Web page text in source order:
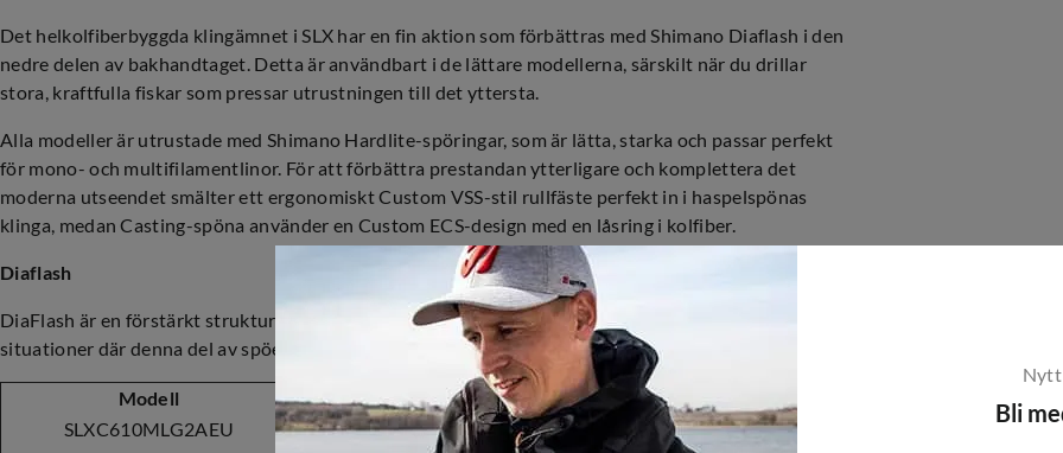
Det helkolfiberbyggda klingämnet i SLX har en fin aktion som förbättras med Shimano Diaflash i den
nedre delen av bakhandtaget. Detta är användbart i de lättare modellerna, särskilt när du drillar
stora, kraftfulla fiskar som pressar utrustningen till det yttersta.
Alla modeller är utrustade med Shimano Hardlite-spöringar, som är lätta, starka och passar perfekt
för mono- och multifilamentlinor. För att förbättra prestandan ytterligare och komplettera det
moderna utseendet smälter ett ergonomiskt Custom VSS-stil rullfäste perfekt in i haspelspönas
klinga, medan Casting-spöna använder en Custom ECS-design med en låsring i kolfiber.
Diaflash
DiaFlash är en förstärkt struktur som förhindrar vridning i den nedre delen runt handtagen i
situationer där denna del av spöet utsätts för högt tryck.
Modell Aktion Spölängd Kastvikt
SLXC610MLG2AEU
Moderate 6'10''/208cm 5-10g
2
Bli